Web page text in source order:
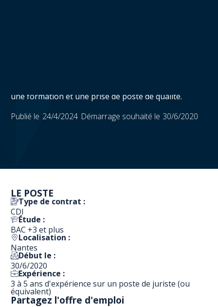
une formation et une prise de poste de qualité.
Publié le 24/4/2024 Démarrage souhaité le 30/6/2020
LE POSTE
Type de contrat :
CDI
Étude :
BAC +3 et plus
Localisation :
Nantes
Début le :
30/6/2020
Expérience :
3 à 5 ans d'expérience sur un poste de juriste (ou
équivalent)
Partagez l'offre d'emploi